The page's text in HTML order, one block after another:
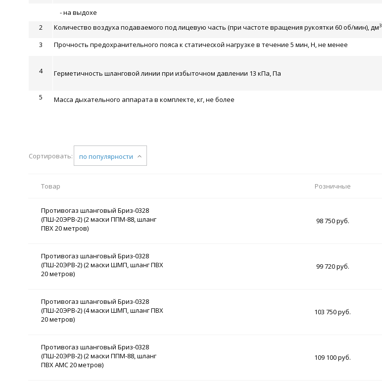
- на выдохе
2
Количество воздуха подаваемого под лицевую часть (при частоте вращения рукоятки 60 об/мин), дм3
3
Прочность предохранительного пояса к статической нагрузке в течение 5 мин, Н, не менее
4 Герметичность шланговой линии при избыточном давлении 13 кПа, Па
5
Масса дыхательного аппарата в комплекте, кг, не более
Сортировать: по популярности
Товар Розничные
Противогаз шланговый Бриз-0328
(ПШ-20ЭРВ-2) (2 маски ППМ-88, шланг
ПВХ 20 метров)
98 750 руб.
Противогаз шланговый Бриз-0328
(ПШ-20ЭРВ-2) (2 маски ШМП, шланг ПВХ
20 метров)
99 720 руб.
Противогаз шланговый Бриз-0328
(ПШ-20ЭРВ-2) (4 маски ШМП, шланг ПВХ
20 метров)
103 750 руб.
Противогаз шланговый Бриз-0328
(ПШ-20ЭРВ-2) (2 маски ППМ-88, шланг
ПВХ АМС 20 метров)
109 100 руб.